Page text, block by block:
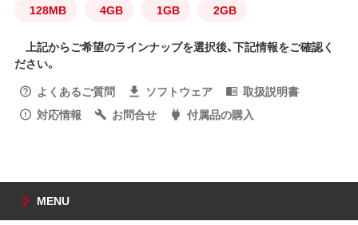
128MB 4GB 1GB 2GB
上記からご希望のラインナップを選択後、下記情報をご確認く
ださい。
よくあるご質問
ソフトウェア
取扱説明書
対応情報
お問合せ 付属品の購入
MENU